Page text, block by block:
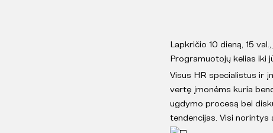
Lapkričio 10 dieną, 15
Programuotojų kelias iki
Visus HR specialistus ir
vertę įmonėms kuria
ugdymo procesą bei
tendencijas. Visi